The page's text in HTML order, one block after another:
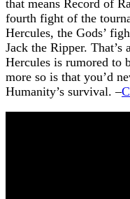
that means Record of
fourth fight of the
Hercules, the Gods’
Jack the Ripper.
Hercules is rumored to
more so is that you’d
Humanity’s survival. –